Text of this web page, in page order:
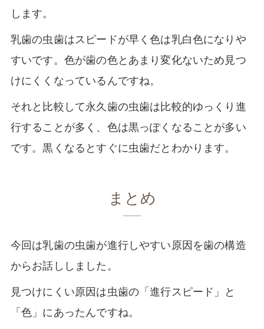
します。
乳歯の虫歯はスピードが早く色は乳白色になりや
すいです。色が歯の色とあまり変化ないため見つ
けにくくなっているんですね。
それと比較して永久歯の虫歯は比較的ゆっくり進
行することが多く、色は黒っぽくなることが多い
です。黒くなるとすぐに虫歯だとわかります。
まとめ
今回は乳歯の虫歯が進行しやすい原因を歯の構造
からお話ししました。
見つけにくい原因は虫歯の「進行スピード」と
「色」にあったんですね。